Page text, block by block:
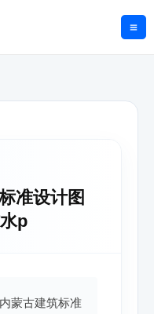
准设计图
p
内蒙古建筑标准